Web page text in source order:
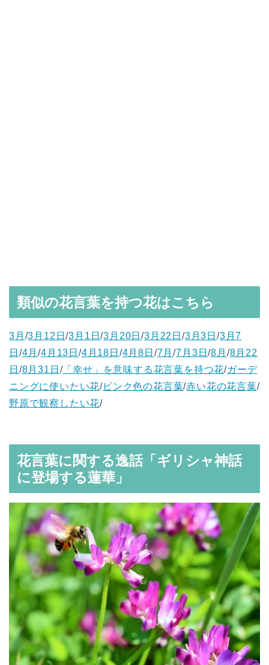
類似の花言葉を持つ花はこちら
3月 /3月12日/3月1日/3月20日/3月22日/3月3日/3月7
日 /4月/4月13日/4月18日 /4月8日 /7月/7月3日/8月 /8月22
日 /8月31日 /「幸せ」を意味する花言葉を持つ花/ガーデ
ニングに使いたい花/ピンク色の花言葉/赤い花の花言葉/
野原で観察したい花/
花言葉に関する逸話「ギリシャ神話
に登場する蓮華」